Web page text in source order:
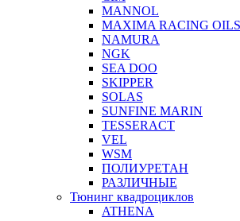
MANNOL
MAXIMA RACING OILS
NAMURA
NGK
SEA DOO
SKIPPER
SOLAS
SUNFINE MARIN
TESSERACT
VEL
WSM
ПОЛИУРЕТАН
РАЗЛИЧНЫЕ
Тюнинг квадроциклов
ATHENA